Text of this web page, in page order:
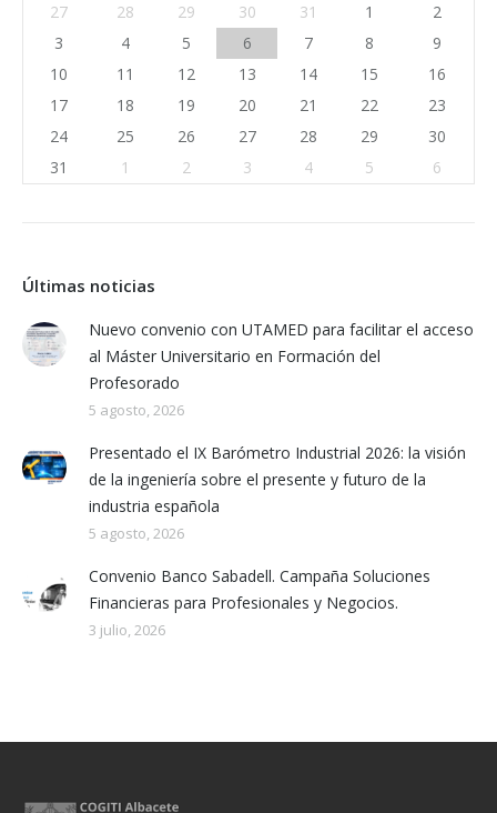
27
28 29 30 31 1
2
3
4 5 6 7 8
9
10
11 12 13 14 15
16
17
18 19 20 21 22
23
24
25 26 27 28 29
30
31
1 2 3 4 5 6
Últimas noticias
Nuevo convenio con UTAMED para facilitar el acceso
al Máster Universitario en Formación del
Profesorado
5 agosto, 2026
Presentado el IX Barómetro Industrial 2026: la visión
de la ingeniería sobre el presente y futuro de la
industria española
5 agosto, 2026
Convenio Banco Sabadell. Campaña Soluciones
Financieras para Profesionales y Negocios.
3 julio, 2026